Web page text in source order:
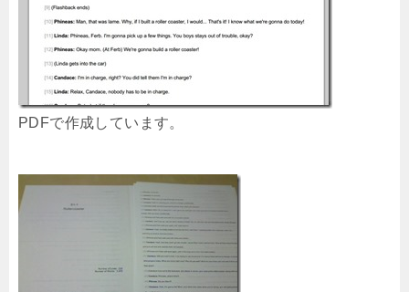
PDFで作成しています。